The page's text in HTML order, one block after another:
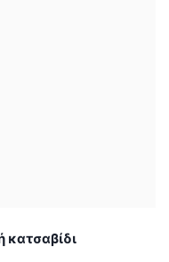
κατσαβίδι